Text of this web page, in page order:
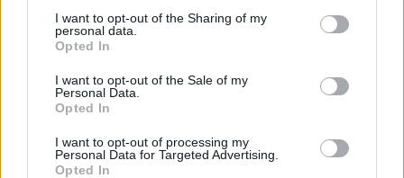
not limited to your visit or usage behaviour. You may click to
grant or deny consent to Google and its third-party tags to
use your data for below specified purposes in below Google
consent section.
I want to opt-out of the Sharing of my
personal data.
Opted In
I want to opt-out of the Sale of my
Personal Data.
Opted In
I want to opt-out of processing my
Personal Data for Targeted Advertising.
Opted In
TÁRLATVEZETÉSEK, WORKSHOP ÉS
KÖZÖNSÉGTALÁLKOZÓ VÁRJA A LÁTOGATÓKAT A
GYŐRI RÓMER MÚZEUMBAN
Ingyenes programokkal és különleges kiállításokkal készülnek a
hét második felére, a hőségriadó idején ráadásul a Várkazamata
Szólj hozzá!